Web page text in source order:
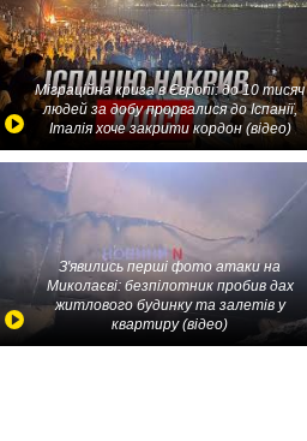
Міграційна криза в Європі: до 10 тисяч
людей за добу прорвалися до Іспанії,
Італія хоче закрити кордон (відео)
З'явились перші фото атаки на
Миколаєві: безпілотник пробив дах
житлового будинку та залетів у
квартиру (відео)